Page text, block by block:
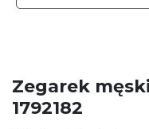
Zegarek
1792182